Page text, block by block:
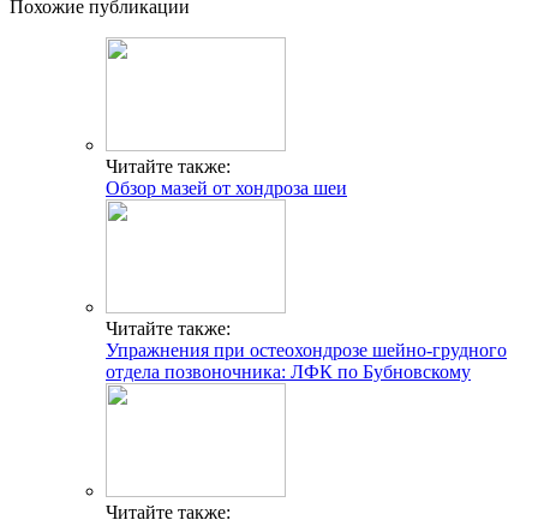
Похожие публикации
Читайте также:
Обзор мазей от хондроза шеи
Читайте также:
Упражнения при остеохондрозе шейно-грудного
отдела позвоночника: ЛФК по Бубновскому
Читайте также: